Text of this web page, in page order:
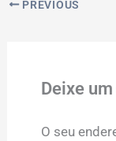
PREVIOUS
Deixe
O seu